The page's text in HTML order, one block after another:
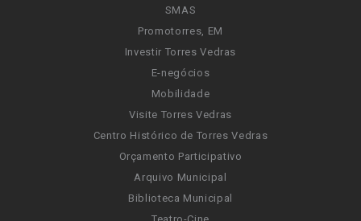
SMAS
Promotorres, EM
Investir Torres Vedras
E-negócios
Mobilidade
Visite Torres Vedras
Centro Histórico de Torres Vedras
Orçamento Participativo
Arquivo Municipal
Biblioteca Municipal